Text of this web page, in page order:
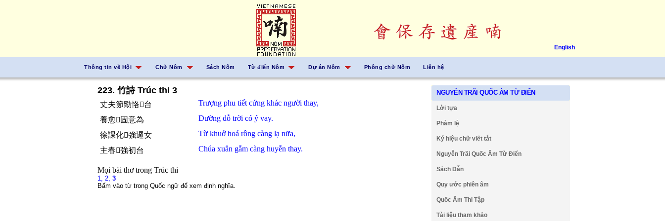
English
Thông tin về Hội Chữ Nôm Sách Nôm Từ điển Nôm Dự án Nôm Phông chữ Nôm Liên hệ
223. 竹詩 Trúc thi 3
丈夫節勁恪𠊚台 Trượng phu tiết cứng khác người thay,
養愈𡗶固意為
Dưỡng dỗ trời có ý vay.
徐課化𧍰強邏女
Từ khuởhoá rồng càng lạ nữa,
主春𡄎強初台
Chúa xuân gẫm càng huyễn thay.
Mọi bài thơ trong Trúc thi
1, 2, 3
Bấm vào từ trong Quốc ngữ để xem định nghĩa.
NGUYỄN TRÃI QUỐC ÂM TỪ ĐIỂN
Lời tựa
Phàm lệ
Ký hiệu chữ viết tắt
Nguyễn Trãi Quốc Âm Từ Điển
Sách Dẫn
Quy ước phiên âm
Quốc Âm Thi Tập
Tài liệu tham khảo